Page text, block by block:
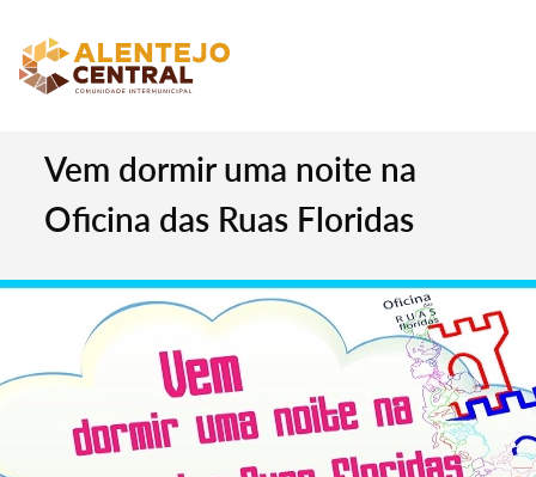
Vem dormir uma noite na
Oficina das Ruas Floridas